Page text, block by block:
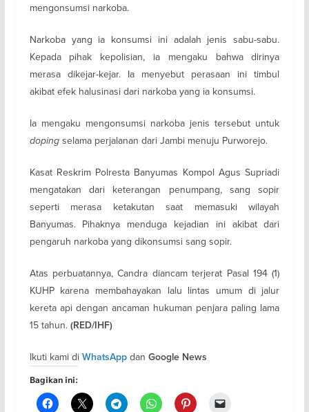
mengonsumsi narkoba.
Narkoba yang ia konsumsi ini adalah jenis sabu-sabu.
Kepada pihak kepolisian, ia mengaku bahwa dirinya
merasa dikejar-kejar. Ia menyebut perasaan ini timbul
akibat efek halusinasi dari narkoba yang ia konsumsi.
Ia mengaku mengonsumsi narkoba jenis tersebut untuk
dopingselama perjalanan dari Jambi menuju Purworejo.
Kasat Reskrim Polresta Banyumas Kompol Agus Supriadi
mengatakan dari keterangan penumpang, sang sopir
seperti merasa ketakutan saat memasuki wilayah
Banyumas. Pihaknya menduga kejadian ini akibat dari
pengaruh narkoba yang dikonsumsi sang sopir.
Atas perbuatannya, Candra diancam terjerat Pasal 194 (1)
KUHP karena membahayakan lalu lintas umum di jalur
kereta api dengan ancaman hukuman penjara paling lama
15 tahun. (RED/IHF)
Ikuti kami di WhatsAppdan Google News
Bagikan ini: